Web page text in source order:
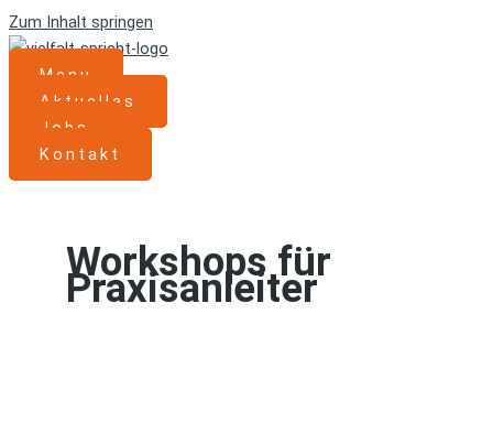
Zum Inhalt springen
Menu
Aktuelles
Jobs
Kontakt
Workshops für
Praxisanleiter